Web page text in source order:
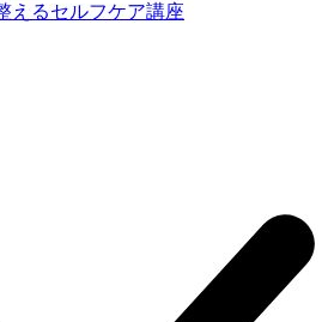
えるセルフケア講座